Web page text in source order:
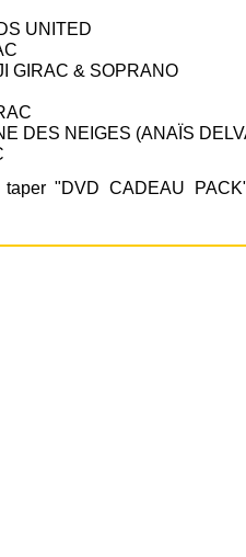
UNITED
GIRAC & SOPRANO
DES NEIGES (ANAÏS
"DVD CADEAU